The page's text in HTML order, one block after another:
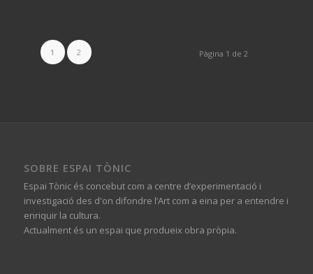
Pàgina 1 de 2
1 2
SOBRE ESPAI TÒNIC
Espai Tònic és concebut com a centre d’experimentació i
investigació des d'on difondre l’Art com a eina per a entendre i
enriquir la cultura.
Actualment és un espai que produeix obra pròpia.